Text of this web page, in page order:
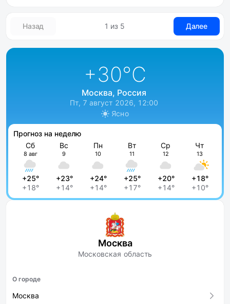
Назад 1 из 5 Далее
+30°C
Москва, Россия
Пт, 7 август 2026, 12:00
Ясно
Прогноз на неделю
Сб
8 авг
+25°
+18°
Вс
9
+23°
+14°
Пн
10
+24°
+14°
Вт
11
+25°
+17°
Ср
12
+20°
+14°
Чт
13
+18°
+10°
Москва
Московская область
О городе
Москва